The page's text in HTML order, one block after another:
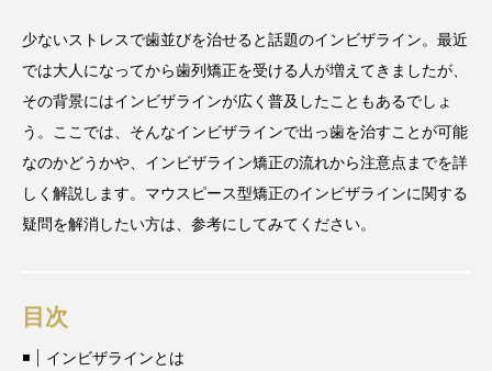
おすすめ名医一覧 コラム
マウスピース矯正 治療
少ないストレスで歯並びを治せると話題のインビザライン。最近
では大人になってから歯列矯正を受ける人が増えてきましたが、
その背景にはインビザラインが広く普及したこともあるでしょ
う。ここでは、そんなインビザラインで出っ歯を治すことが可能
なのかどうかや、インビザライン矯正の流れから注意点までを詳
しく解説します。マウスピース型矯正のインビザラインに関する
疑問を解消したい方は、参考にしてみてください。
目次
インビザラインとは